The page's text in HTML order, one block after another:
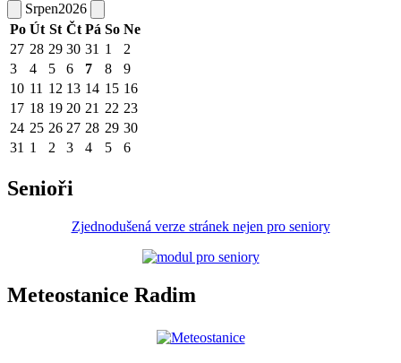
Srpen2026
Po Út St Čt Pá So Ne
27 28 29 30 31 1
2
3
4 5 6 7 8
9
10 11 12 13 14 15 16
17 18 19 20 21 22 23
24 25 26 27 28 29 30
31 1 2 3 4 5 6
Senioři
Zjednodušená verze stránek nejen pro seniory
Meteostanice Radim